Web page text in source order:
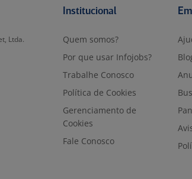
Ltda.
Institucional
Quem somos?
Por que usar Infojobs?
Trabalhe Conosco
Política de Cookies
Gerenciamento de
Cookies
Fale Conosco